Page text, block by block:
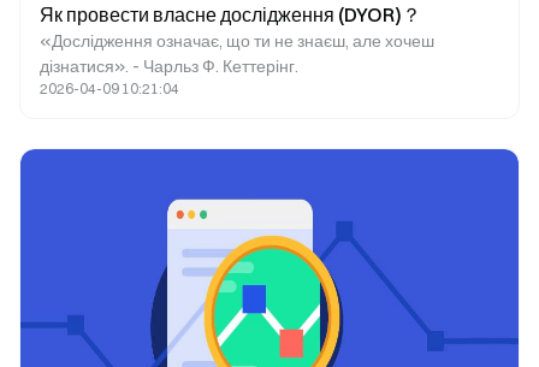
Як провести власне дослідження (DYOR)？
«Дослідження означає, що ти не знаєш, але хочеш
дізнатися». - Чарльз Ф. Кеттерінг.
2026-04-09 10:21:04